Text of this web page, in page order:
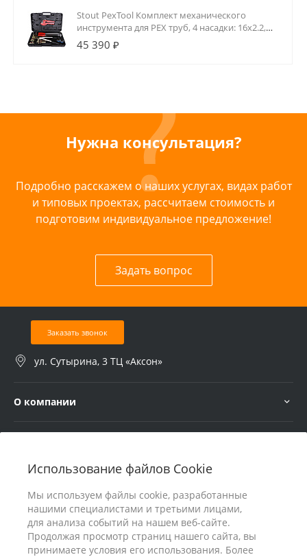
Использование файлов Cookie
Мы используем файлы cookie, разработанные
нашими специалистами и третьими лицами,
для анализа событий на нашем веб-сайте.
Продолжая просмотр страниц нашего сайта, вы
принимаете условия его использования. Более
Stout PexTool Комплект механического
инструмента для PEX труб, 4 насадки: 16х2.2,
20х2.8, 16.2х2.6,
45 390 ₽
Нужна консультация?
Подробно расскажем о наших услугах, видах работ
и типовых проектах, рассчитаем стоимость и
подготовим индивидуальное предложение!
Задать вопрос
Заказать звонок
ул. Сутырина, 3 ТЦ «Аксон»
О компании